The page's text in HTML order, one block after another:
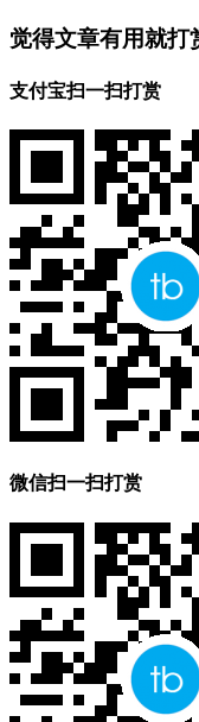
觉得文章有用就打
支付宝扫一扫打赏
微信扫一扫打赏